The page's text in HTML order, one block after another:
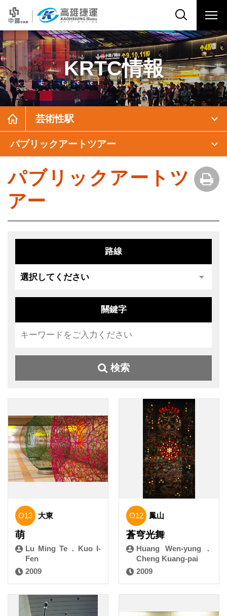
KRTC情報
芸術性駅
パブリックアートツアー
パブリックアートツ
アー
路線
關鍵字
検索
O13 大東
萌
Lu Ming Te．Kuo I-
Fen
2009
O12 鳳山
蒼穹光舞
Huang Wen-yung．
Cheng Kuang-pai
2009